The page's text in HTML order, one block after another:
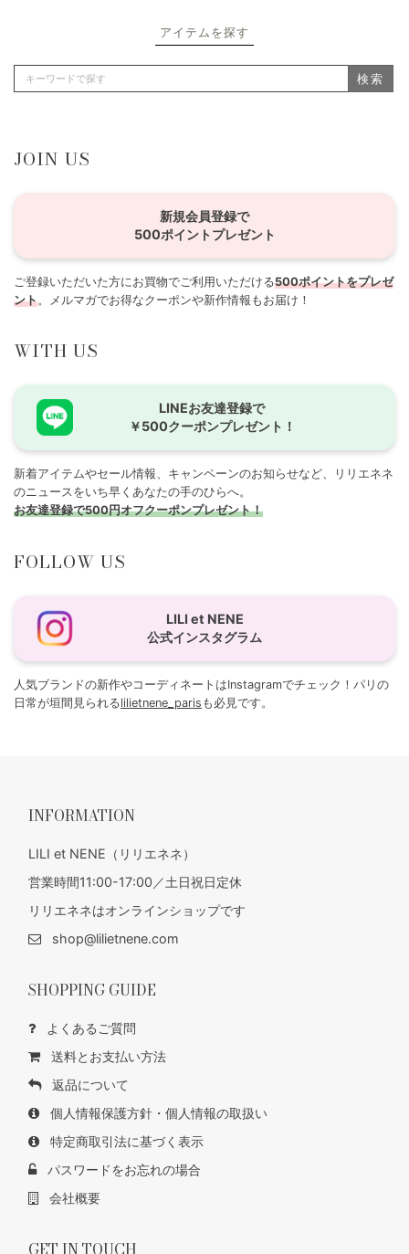
アイテムを探す
検索
JOIN US
新規会員登録で
500ポイントプレゼント
ご登録いただいた方にお買物でご利用いただける500ポイントをプレゼ
ント。メルマガでお得なクーポンや新作情報もお届け！
WITH US
LINEお友達登録で
￥500クーポンプレゼント！
新着アイテムやセール情報、キャンペーンのお知らせなど、リリエネネ
のニュースをいち早くあなたの手のひらへ。
お友達登録で500円オフクーポンプレゼント！
FOLLOW US
LILI et NENE
公式インスタグラム
人気ブランドの新作やコーディネートはInstagramでチェック！パリの
日常が垣間見られるlilietnene_paris も必見です。
INFORMATION
LILI et NENE（リリエネネ）
営業時間11:00-17:00／土日祝日定休
リリエネネはオンラインショップです
shop@lilietnene.com
SHOPPING GUIDE
よくあるご質問
送料とお支払い方法
返品について
個人情報保護方針・個人情報の取扱い
特定商取引法に基づく表示
パスワードをお忘れの場合
会社概要
GET IN TOUCH